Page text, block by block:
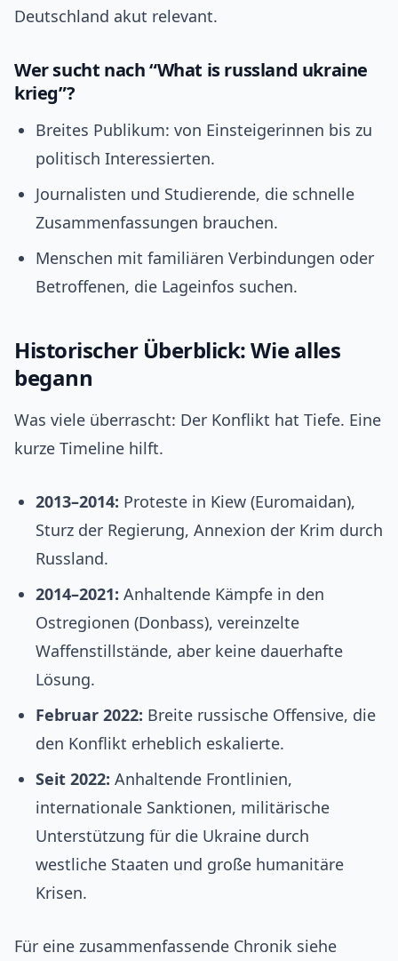
Deutschland akut relevant.
Wer sucht nach “What is russland ukraine
krieg”?
Breites Publikum: von Einsteigerinnen bis zu
politisch Interessierten.
Journalisten und Studierende, die schnelle
Zusammenfassungen brauchen.
Menschen mit familiären Verbindungen oder
Betroffenen, die Lageinfos suchen.
Historischer Überblick: Wie alles
begann
Was viele überrascht: Der Konflikt hat Tiefe. Eine
kurze Timeline hilft.
2013–2014: Proteste in Kiew (Euromaidan),
Sturz der Regierung, Annexion der Krim durch
Russland.
2014–2021: Anhaltende Kämpfe in den
Ostregionen (Donbass), vereinzelte
Waffenstillstände, aber keine dauerhafte
Lösung.
Februar 2022: Breite russische Offensive, die
den Konflikt erheblich eskalierte.
Seit 2022: Anhaltende Frontlinien,
internationale Sanktionen, militärische
Unterstützung für die Ukraine durch
westliche Staaten und große humanitäre
Krisen.
Für eine zusammenfassende Chronik siehe